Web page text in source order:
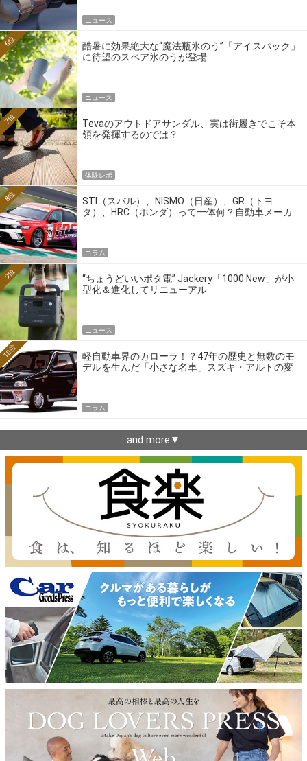
ニュース
酷暑に効果絶大な“魔法瓶氷のう”「アイスパック」
に待望のスペア氷のうが登場
6位
ニュース
Tevaのアウトドアサンダル、実は街履きでこそ本
領を発揮するのでは？
7位
体験レポ
STI（スバル）、NISMO（日産）、GR（トヨ
タ）、HRC（ホンダ）って一体何？自動車メーカ
8位
コラム
“ちょうどいいポタ電” Jackery「1000 New」が小
型化＆進化してリニューアル
9位
ニュース
軽自動車界のカローラ！？47年の歴史と無数のモ
デルを生んだ「小さな名車」スズキ・アルトの変
10位
コラム
and more▼